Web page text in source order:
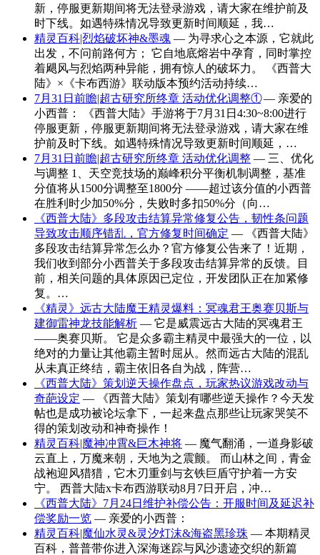
新，停服更新期间将无法登录游戏，请大家在维护前及
时下线。如遇特殊情况导致更新时间顺延，我…
精灵百科|烈焰破坏神&墨魂 — 为寻求心之本源，它就此
出发，不问前路何方； 它自地底熔岩中孕育，同时掌控
着飓风与烈焰两种异能，拥有惊人的破坏力。 《西普大
陆》×《卡布西游》联动版本预约活动持续…
7月31日前瞻|超古研究所终章 活动优化调整①— 亲爱的
小西普： 《西普大陆》手游将于7月31日4:30~8:00进行
停服更新，停服更新期间将无法登录游戏，请大家在维
护前及时下线。如遇特殊情况导致更新时间顺延，…
7月31日前瞻|超古研究所终章 活动优化调整 — 三、优化
与调整 1、天空竞技场的巅峰积分平衡机制调整，基准
分值将从1500分调整至1800分 ——超过该分值的小西普
在胜利时少加50%分，失败时多扣50%分（向…
《西普大陆》多段攻击结算异常修复公告，韧性条问题
导致攻击顺序错乱，官方修复时间确定 — 《西普大陆》
多段攻击结算异常怎么办？官方修复公告来了！近期，
我们收到部分小西普关于多段攻击结算异常的反馈。目
前，相关问题的具体原因已定位，开发团队正在加紧修
复。…
《精灵》远古大陆魔王精灵爆料：冥魂君王奥赛贝斯与
建御雷神龙技能解析 — 它是威震远古大陆的冥魂君王
——奥赛贝斯。 它是众多霸主精灵中最强大的一位，以
绝对的力量让其他霸主暂时屈从。然而远古大陆的混乱
从未真正终结，霸主依旧各自为战，阵营…
《西普大陆》策划逆天操作盘点，玩家热议游戏改动与
奇葩设定 — 《西普大陆》策划有哪些逆天操作？今天发
帖也是成功被论坛拿下，一起来盘点那些让玩家哭笑不
得的策划改动和神奇操作！
精灵百科|魔神冲霄&巨木神将 — 魔气翻涌，一道身影破
云直上，万魔来朝，天地为之震颤。 而山林之间，青金
战袍迎风猎猎，它木刃重剑与玄铁巨盾守护着一方安
宁。 西普大陆x卡布西游联动8月7日开启，冲…
《西普大陆》7月24日维护补偿公告：开服时间及延迟补
偿奖励一览 — 亲爱的小西普：
精灵百科|魔仙水灵&灵汐灯沫&海盗黑珍珠 — 本期精灵
百科，普普带你进入深海迷踪与风沙遗迹交织的新篇